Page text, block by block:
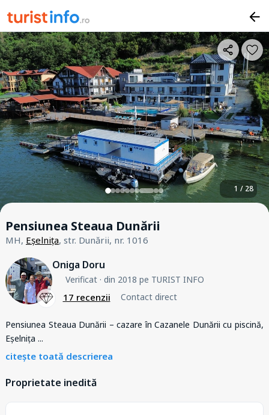
1 / 28
Pensiunea Steaua Dunării
MH, Eșelnița, str. Dunării, nr. 1016
Oniga Doru
Verificat· din 2018 pe TURIST INFO
17 recenzii Contact direct
Pensiunea Steaua Dunării – cazare în Cazanele Dunării cu piscină,
Eșelnița ...
citește toată descrierea
Proprietate inedită